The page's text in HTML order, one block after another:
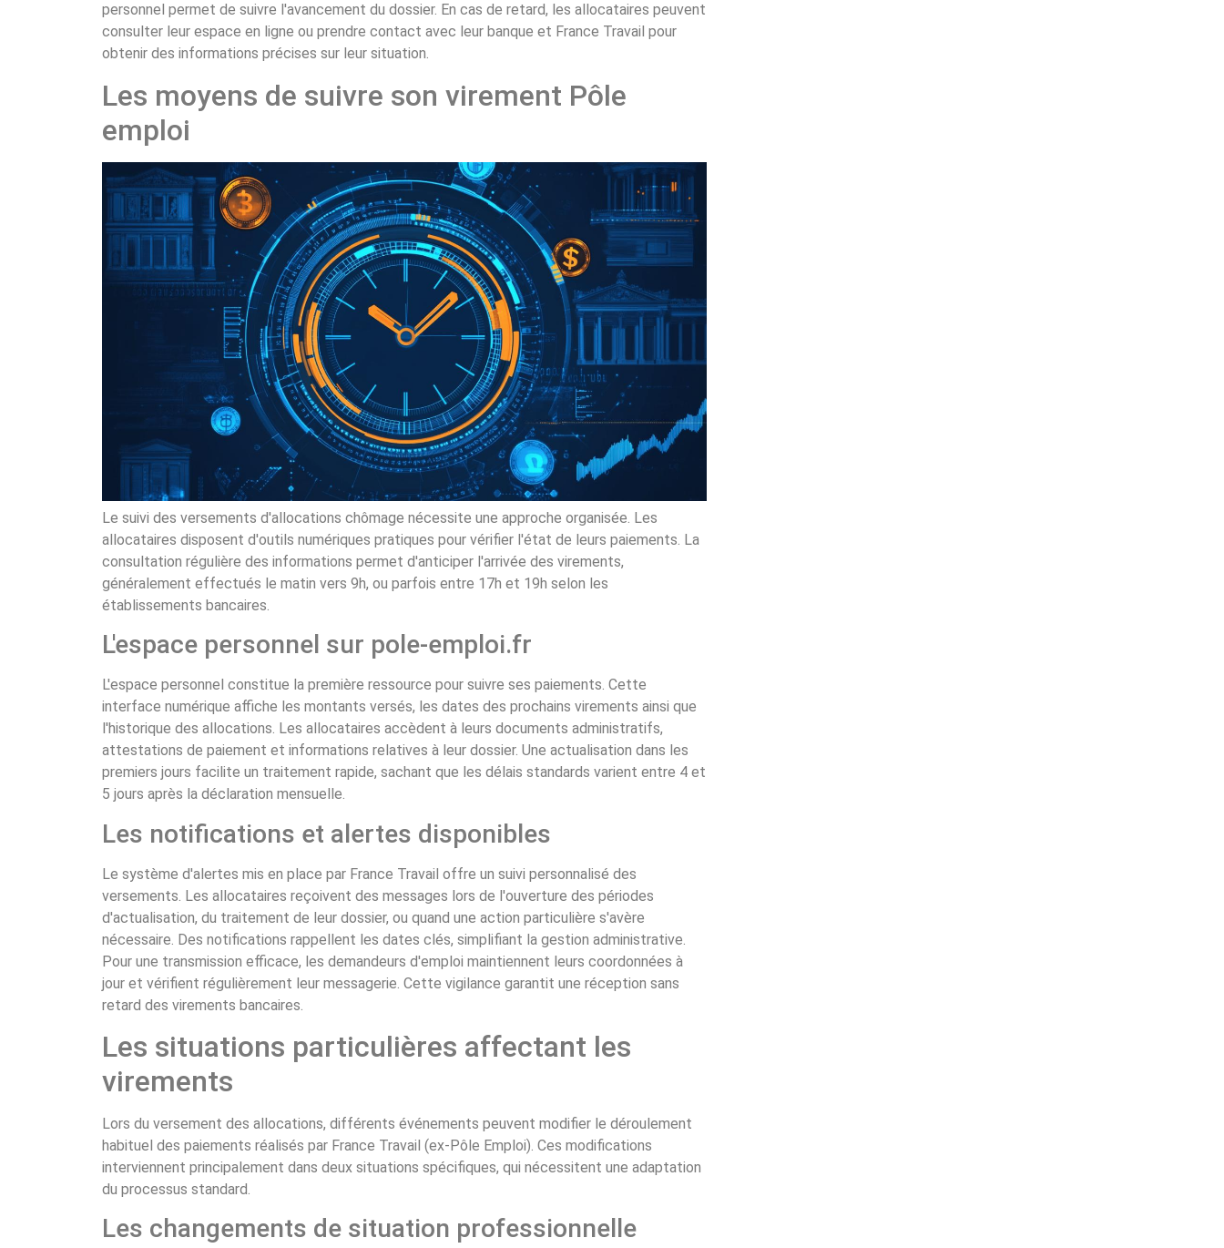
personnel permet de suivre l'avancement du dossier. En cas de retard, les allocataires peuvent
consulter leur espace en ligne ou prendre contact avec leur banque et France Travail pour
obtenir des informations précises sur leur situation.
Les moyens de suivre son virement Pôle
emploi
Le suivi des versements d'allocations chômage nécessite une approche organisée. Les
allocataires disposent d'outils numériques pratiques pour vérifier l'état de leurs paiements. La
consultation régulière des informations permet d'anticiper l'arrivée des virements,
généralement effectués le matin vers 9h, ou parfois entre 17h et 19h selon les
établissements bancaires.
L'espace personnel sur pole-emploi.fr
L'espace personnel constitue la première ressource pour suivre ses paiements. Cette
interface numérique affiche les montants versés, les dates des prochains virements ainsi que
l'historique des allocations. Les allocataires accèdent à leurs documents administratifs,
attestations de paiement et informations relatives à leur dossier. Une actualisation dans les
premiers jours facilite un traitement rapide, sachant que les délais standards varient entre 4 et
5 jours après la déclaration mensuelle.
Les notifications et alertes disponibles
Le système d'alertes mis en place par France Travail offre un suivi personnalisé des
versements. Les allocataires reçoivent des messages lors de l'ouverture des périodes
d'actualisation, du traitement de leur dossier, ou quand une action particulière s'avère
nécessaire. Des notifications rappellent les dates clés, simplifiant la gestion administrative.
Pour une transmission efficace, les demandeurs d'emploi maintiennent leurs coordonnées à
jour et vérifient régulièrement leur messagerie. Cette vigilance garantit une réception sans
retard des virements bancaires.
Les situations particulières affectant les
virements
Lors du versement des allocations, différents événements peuvent modifier le déroulement
habituel des paiements réalisés par France Travail (ex-Pôle Emploi). Ces modifications
interviennent principalement dans deux situations spécifiques, qui nécessitent une adaptation
du processus standard.
Les changements de situation professionnelle